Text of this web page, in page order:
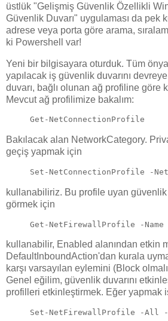
üstlük "Gelişmiş Güvenlik Özellikli
Güvenlik Duvarı" uygulaması da pek
adrese veya porta göre arama,
ki Powershell var!
Yeni bir bilgisayara oturduk. Tüm
yapılacak iş güvenlik duvarını
duvarı, bağlı olunan ağ profiline göre
Mevcut ağ profilimize bakalım:
Get-NetConnectionProfile
Bakılacak alan NetworkCategory.
geçiş yapmak için
Set-NetConnectionProfile -
kullanabiliriz. Bu profile uyan güvenlik
görmek için
Get-NetFirewallProfile -
kullanabilir, Enabled alanından etkin
DefaultInboundAction'dan kurala
karşı varsayılan eylemini (Block
Genel eğilim, güvenlik duvarını
profilleri etkinleştirmek. Eğer yapmak
Set-NetFirewallProfile -All -